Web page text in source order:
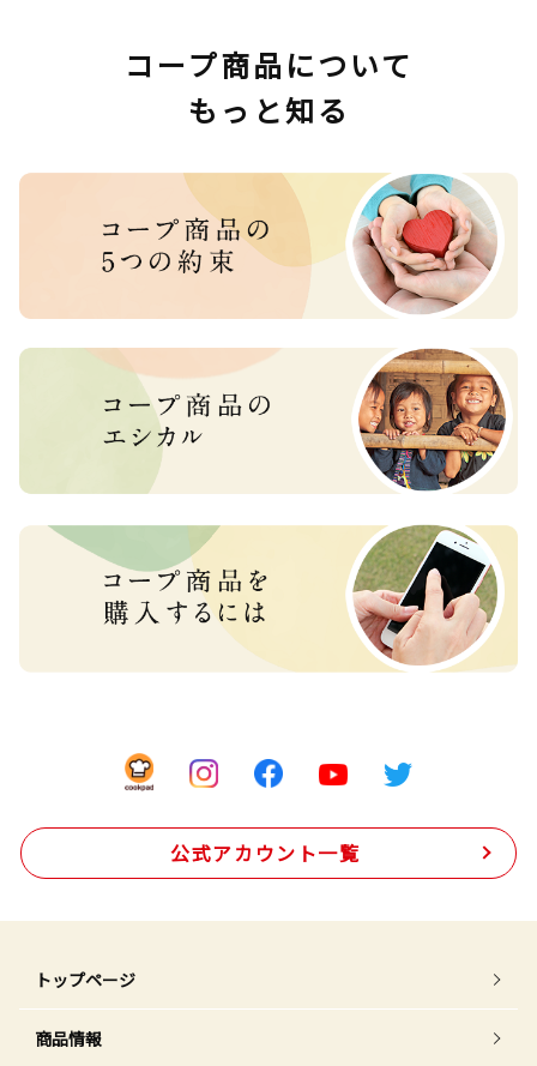
コープ商品について
もっと知る
公式アカウント一覧
トップページ
商品情報